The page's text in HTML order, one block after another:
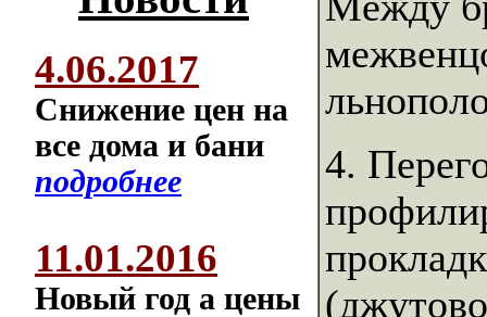
4.06.2017
Снижение цен на
все дома и бани
подробнее
11.01.2016
Новый год а цены
4.